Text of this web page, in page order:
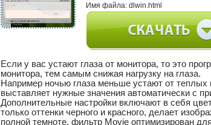
Имя файла:dlwin.html
Если у вас устают глаза от монитора, то это
монитора, тем самым снижая нагрузку на глаза.
Например ночью глаза меньше устают от
выставляет нужные значения автоматически с
Дополнительные настройки включают в себя
только оттенки черного и красного, делает
полной темноте, фильтр Movie оптимизирован